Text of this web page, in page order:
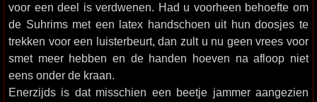
voor een deel is verdwenen. Had u voorheen behoefte om
de Suhrims met een latex handschoen uit hun doosjes te
trekken voor een luisterbeurt, dan zult u nu geen vrees voor
smet meer hebben en de handen hoeven na afloop niet
eens onder de kraan.
Enerzijds is dat misschien een beetje jammer aangezien